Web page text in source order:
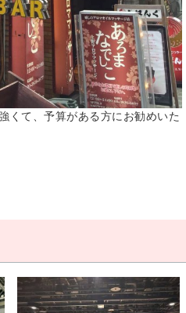
くて、予算がある方にお勧めいた